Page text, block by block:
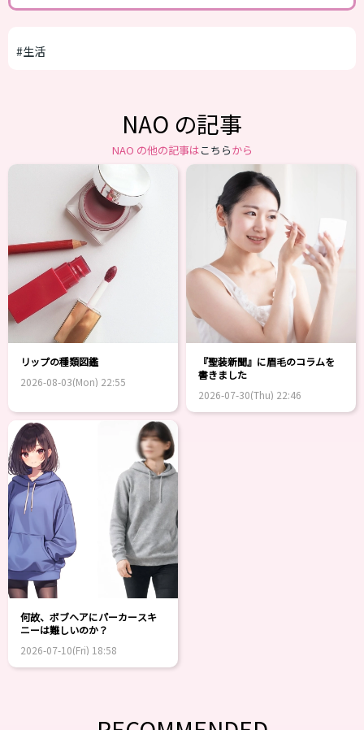
#生活
NAO の記事
NAO の他の記事はこちらから
リップの種類図鑑
2026-08-03(Mon) 22:55
『聖装新聞』に眉毛のコラムを
書きました
2026-07-30(Thu) 22:46
何故、ボブヘアにパーカースキ
ニーは難しいのか？
2026-07-10(Fri) 18:58